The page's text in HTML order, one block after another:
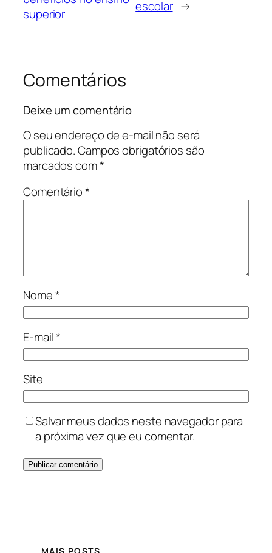
superior
escolar →
Comentários
Deixe um comentário
O seu endereço de e-mail não será
publicado.Campos obrigatórios são
marcados com*
Comentário*
Nome*
E-mail*
Site
Salvar meus dados neste navegador para
a próxima vez que eu comentar.